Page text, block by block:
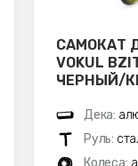
САМОКАТ
VOKUL
ЧЕРНЫЙ/
Дека:
Руль:
Колеса: